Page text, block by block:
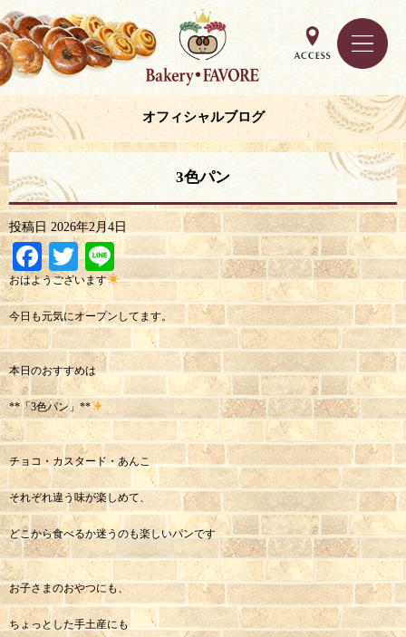
オフィシャルブログ
3色パン
投稿日 2026年2月4日
Facebook
Twitter
Line
おはようございます
今日も元気にオープンしてます。
本日のおすすめは
**「3色パン」**
チョコ・カスタード・あんこ
それぞれ違う味が楽しめて、
どこから食べるか迷うのも楽しいパンです
お子さまのおやつにも、
ちょっとした手土産にも